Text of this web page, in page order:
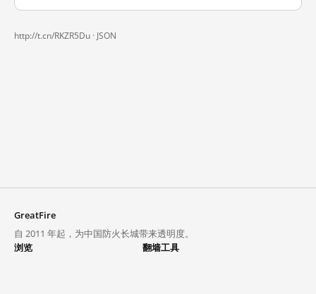
http://t.cn/RKZR5Du · JSON
GreatFire
自 2011 年起，为中国防火长城带来透明度。
浏览
翻墙工具